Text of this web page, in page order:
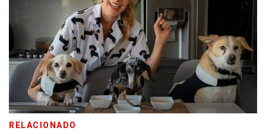
RELACIONADO